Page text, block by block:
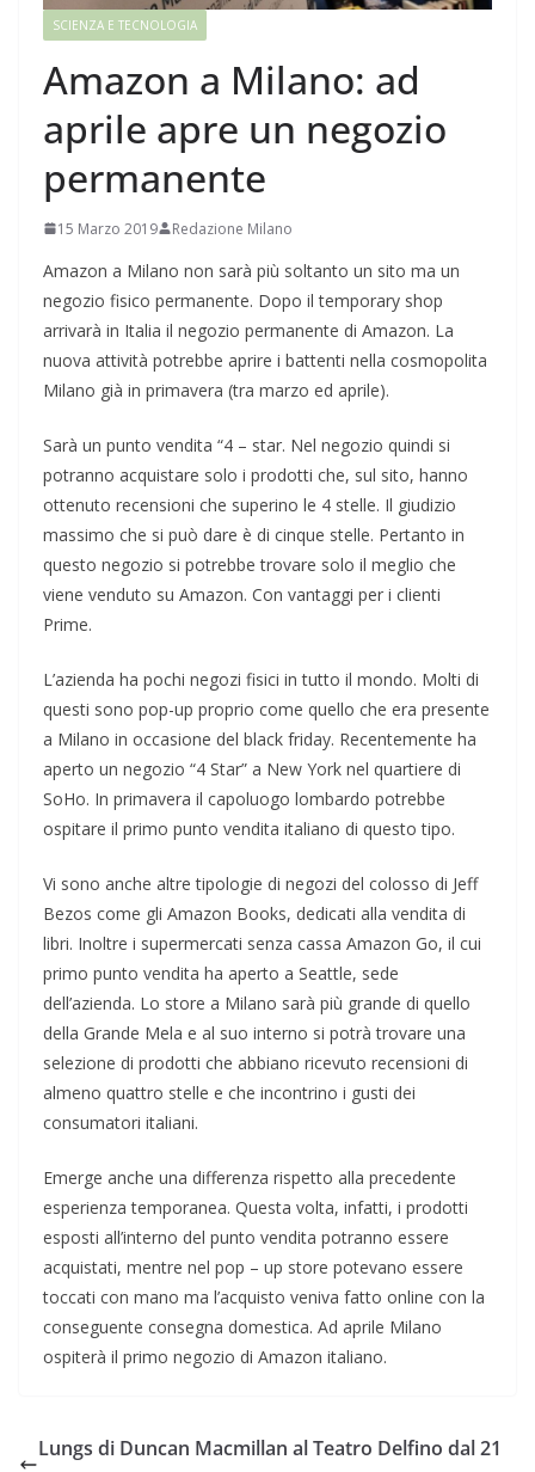
SCIENZA E TECNOLOGIA
Amazon a Milano: ad
aprile apre un negozio
permanente
15 Marzo 2019 Redazione Milano
Amazon a Milano non sarà più soltanto un sito ma un
negozio fisico permanente. Dopo il temporary shop
arrivarà in Italia il negozio permanente di Amazon. La
nuova attività potrebbe aprire i battenti nella cosmopolita
Milano già in primavera (tra marzo ed aprile).
Sarà un punto vendita “4 – star. Nel negozio quindi si
potranno acquistare solo i prodotti che, sul sito, hanno
ottenuto recensioni che superino le 4 stelle. Il giudizio
massimo che si può dare è di cinque stelle. Pertanto in
questo negozio si potrebbe trovare solo il meglio che
viene venduto su Amazon. Con vantaggi per i clienti
Prime.
L’azienda ha pochi negozi fisici in tutto il mondo. Molti di
questi sono pop-up proprio come quello che era presente
a Milano in occasione del black friday. Recentemente ha
aperto un negozio “4 Star” a New York nel quartiere di
SoHo. In primavera il capoluogo lombardo potrebbe
ospitare il primo punto vendita italiano di questo tipo.
Vi sono anche altre tipologie di negozi del colosso di Jeff
Bezos come gli Amazon Books, dedicati alla vendita di
libri. Inoltre i supermercati senza cassa Amazon Go, il cui
primo punto vendita ha aperto a Seattle, sede
dell’azienda. Lo store a Milano sarà più grande di quello
della Grande Mela e al suo interno si potrà trovare una
selezione di prodotti che abbiano ricevuto recensioni di
almeno quattro stelle e che incontrino i gusti dei
consumatori italiani.
Emerge anche una differenza rispetto alla precedente
esperienza temporanea. Questa volta, infatti, i prodotti
esposti all’interno del punto vendita potranno essere
acquistati, mentre nel pop – up store potevano essere
toccati con mano ma l’acquisto veniva fatto online con la
conseguente consegna domestica. Ad aprile Milano
ospiterà il primo negozio di Amazon italiano.
Lungs di Duncan Macmillan al Teatro Delfino dal 21